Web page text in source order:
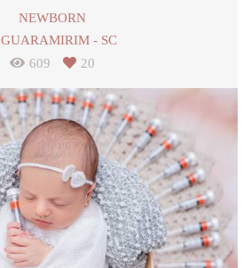
NEWBORN
GUARAMIRIM - SC
609
20